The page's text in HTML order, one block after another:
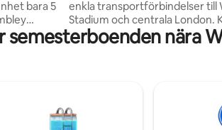
bara 5
för en
enkla transportförbindelser till
Stadium och centrala London.
vid den 55 tums stora smart-
vardagsrummet, med en
arbetsytan med snabbt wifi.
med dubbelsäng plus 2
nära